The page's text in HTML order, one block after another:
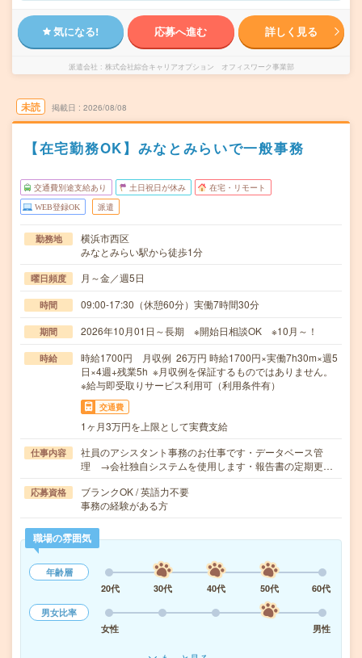
気になる! 応募へ進む 詳しく見る
派遣会社 株式会社綜合キャリアオプション オフィスワーク事業部
未読 掲載日 2026/08/08
【在宅勤務OK】みなとみらいで一般事務
交通費別途支給あり 土日祝日が休み 在宅・リモート
WEB登録OK 派遣
勤務地
横浜市西区
みなとみらい駅から徒歩1分
曜日頻度 月～金／週5日
時間 09:00-17:30（休憩60分）実働7時間30分
期間 2026年10月01日～長期 ※開始日相談OK ※10月～！
時給
時給1700円 月収例 26万円 時給1700円×実働7h30m×週5
日×4週+残業5h ※月収例を保証するものではありません。
※給与即受取りサービス利用可（利用条件有）
交通費
1ヶ月3万円を上限として実費支給
仕事内容
社員のアシスタント事務のお仕事です・データベース管
理 →会社独自システムを使用します・報告書の定期更…
応募資格
ブランクOK / 英語力不要
事務の経験がある方
職場の雰囲気
年齢層
20代
30代 40代 50代
60代
男女比率
女性
男性